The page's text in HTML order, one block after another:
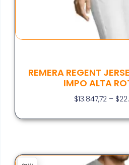
REMERA REGENT
IMPO ALTA
$13.847,72 – $